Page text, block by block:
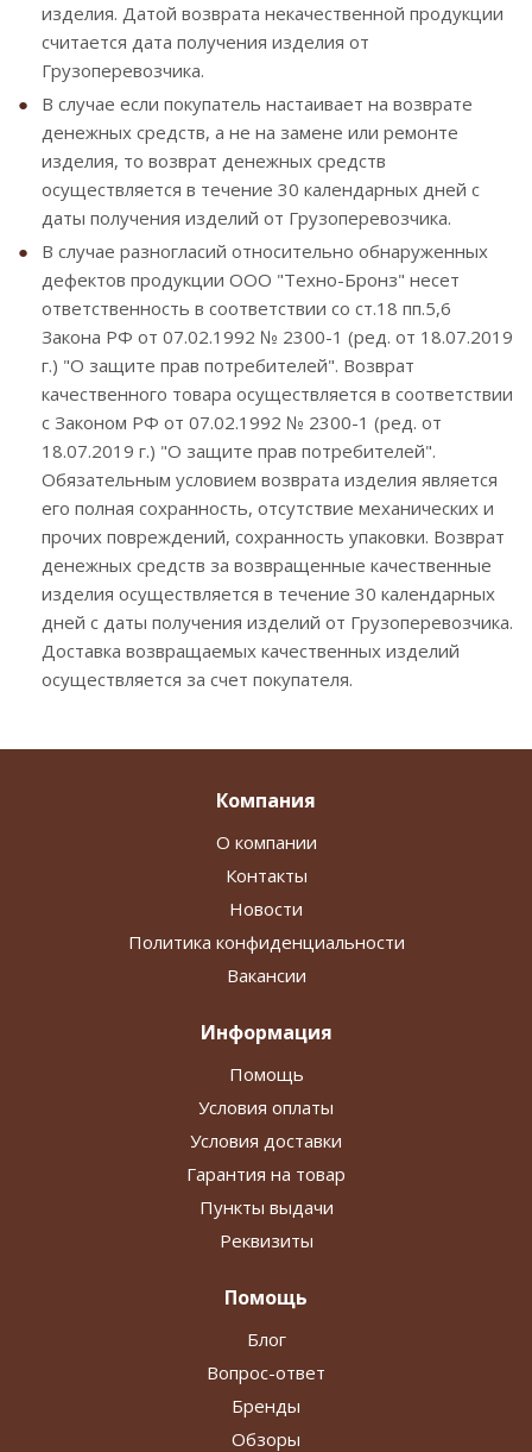
изделия. Датой возврата некачественной продукции
считается дата получения изделия от
Грузоперевозчика.
В случае если покупатель настаивает на возврате
денежных средств, а не на замене или ремонте
изделия, то возврат денежных средств
осуществляется в течение 30 календарных дней с
даты получения изделий от Грузоперевозчика.
В случае разногласий относительно обнаруженных
дефектов продукции ООО "Техно-Бронз" несет
ответственность в соответствии со ст.18 пп.5,6
Закона РФ от 07.02.1992 № 2300-1 (ред. от 18.07.2019
г.) "О защите прав потребителей". Возврат
качественного товара осуществляется в соответствии
с Законом РФ от 07.02.1992 № 2300-1 (ред. от
18.07.2019 г.) "О защите прав потребителей".
Обязательным условием возврата изделия является
его полная сохранность, отсутствие механических и
прочих повреждений, сохранность упаковки. Возврат
денежных средств за возвращенные качественные
изделия осуществляется в течение 30 календарных
дней с даты получения изделий от Грузоперевозчика.
Доставка возвращаемых качественных изделий
осуществляется за счет покупателя.
Компания
О компании
Контакты
Новости
Политика конфиденциальности
Вакансии
Информация
Помощь
Условия оплаты
Условия доставки
Гарантия на товар
Пункты выдачи
Реквизиты
Помощь
Блог
Вопрос-ответ
Бренды
Обзоры